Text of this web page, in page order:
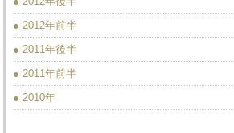
● 2012年前半
● 2011年後半
● 2011年前半
● 2010年